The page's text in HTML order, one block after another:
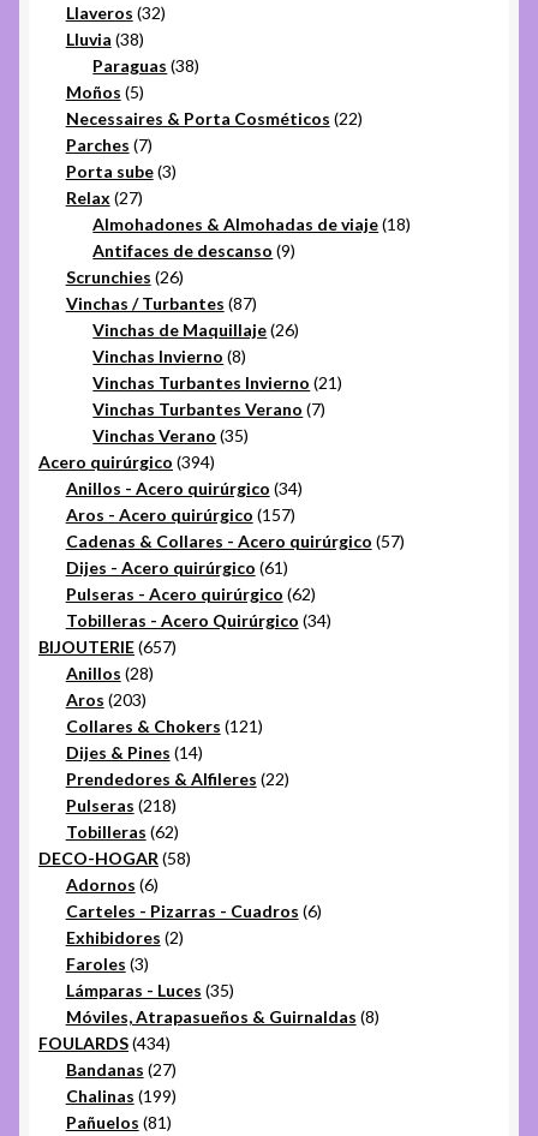
Llaveros 3232
Lluvia 3838
productos
Paraguas 3838
Moños 55
productos
Necessaires & Porta Cosméticos 2222
Parches 77
productos
Porta sube 33
Relax 2727
productos
Almohadones & Almohadas de viaje 1818
Antifaces de descanso 99
Scrunchies 2626
productos
Vinchas / Turbantes 8787
productos
Vinchas de Maquillaje 2626
Vinchas Invierno 88
productos
Vinchas Turbantes Invierno 2121
Vinchas Turbantes Verano 77
Vinchas Verano 3535
Acero quirúrgico 394394
productos
Anillos - Acero quirúrgico 3434
Aros - Acero quirúrgico 157157
productos
Cadenas & Collares - Acero quirúrgico 5757
Dijes - Acero quirúrgico 6161
productos
Pulseras - Acero quirúrgico 6262
productos
Tobilleras - Acero Quirúrgico 3434
BIJOUTERIE 657657
Anillos 2828
Aros 203203
productos
Collares & Chokers 121121
Dijes & Pines 1414
productos
Prendedores & Alfileres 2222
Pulseras 218218
productos
Tobilleras 6262
productos
DECO-HOGAR 5858
Adornos 66
productos
Carteles - Pizarras - Cuadros 66
Exhibidores 22
Faroles 33
productos
Lámparas - Luces 3535
productos
Móviles, Atrapasueños & Guirnaldas 88
FOULARDS 434434
productos
Bandanas 2727
productos
Chalinas 199199
productos
Pañuelos 8181